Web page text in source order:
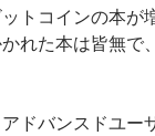
トコインの本が
れた本は皆無で
ドバンスドユー